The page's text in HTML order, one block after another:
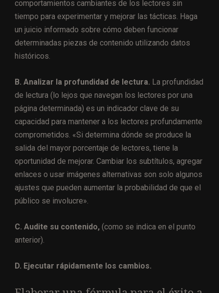
comportamientos cambiantes de los lectores sin
tiempo para experimentar y mejorar las tácticas. Haga
un juicio informado sobre cómo deben funcionar
determinadas piezas de contenido utilizando datos
históricos.
B. Analizar la profundidad de lectura. La profundidad
de lectura (lo lejos que navegan los lectores por una
página determinada) es un indicador clave de su
capacidad para mantener a los lectores profundamente
comprometidos. «Si determina dónde se produce la
salida del mayor porcentaje de lectores, tiene la
oportunidad de mejorar. Cambiar los subtítulos, agregar
enlaces o usar imágenes alternativas son solo algunos
ajustes que pueden aumentar la probabilidad de que el
público se involucre».
C. Audite su contenido, (como se indica en el punto
anterior).
D. Ejecutar rápidamente los cambios.